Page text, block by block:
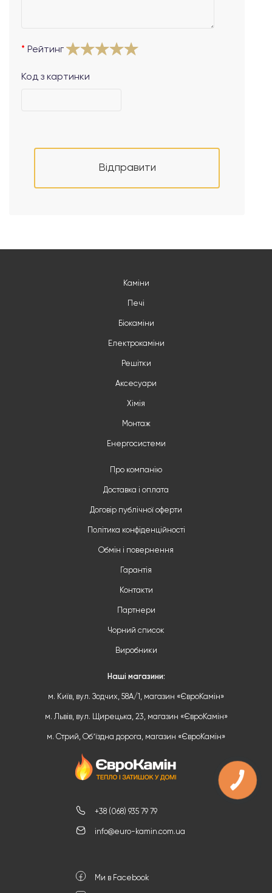
Рейтинг
Код з картинки
Відправити
+38 (068) 935 79 79
info@euro-kamin.com.ua
Ми в Facebook
Каміни
Печі
Біокаміни
Електрокаміни
Решітки
Аксесуари
Хімія
Монтаж
Енергосистеми
Про компанію
Доставка і оплата
Договір публічної оферти
Політика конфіденційності
Обмін і повернення
Гарантія
Контакти
Партнери
Чорний список
Виробники
Наші магазини:
м. Київ, вул. Зодчих, 58А/1, магазин «ЄвроКамін»
м. Львів, вул. Щирецька, 23, магазин «ЄвроКамін»
м. Стрий, Обʼїздна дорога, магазин «ЄвроКамін»